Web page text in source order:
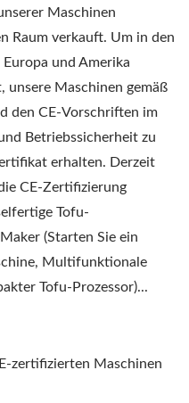
Maschinen
Raum verkauft. Um in den
und Amerika
Maschinen gemäß
den CE-Vorschriften im
Betriebssicherheit zu
erhalten. Derzeit
CE-Zertifizierung
Tofu-
(Starten Sie ein
Multifunktionale
Tofu-Prozessor)...
zertifizierten Maschinen